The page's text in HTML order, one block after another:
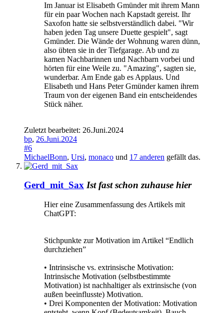
Im Januar ist Elisabeth Gmünder mit ihrem Mann
für ein paar Wochen nach Kapstadt gereist. Ihr
Saxofon hatte sie selbstverständlich dabei. "Wir
haben jeden Tag unsere Duette gespielt", sagt
Gmünder. Die Wände der Wohnung waren dünn,
also übten sie in der Tiefgarage. Ab und zu
kamen Nachbarinnen und Nachbarn vorbei und
hörten für eine Weile zu. "Amazing", sagten sie,
wunderbar. Am Ende gab es Applaus. Und
Elisabeth und Hans Peter Gmünder kamen ihrem
Traum von der eigenen Band ein entscheidendes
Stück näher.
Zuletzt bearbeitet: 26.Juni.2024
bp, 26.Juni.2024
#6
MichaelBonn, Ursi, monaco und 17 anderen gefällt das.
Gerd_mit_Sax Ist fast schon zuhause hier
Hier eine Zusammenfassung des Artikels mit
ChatGPT:
Stichpunkte zur Motivation im Artikel “Endlich
durchziehen”
• Intrinsische vs. extrinsische Motivation:
Intrinsische Motivation (selbstbestimmte
Motivation) ist nachhaltiger als extrinsische (von
außen beeinflusste) Motivation.
• Drei Komponenten der Motivation: Motivation